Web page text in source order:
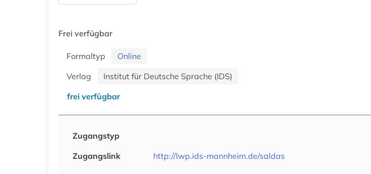
Frei verfügbar
Formaltyp
Online
Verlag
Institut für Deutsche Sprache (IDS)
frei verfügbar
Zugangstyp
Zugangslink
http://lwp.ids-mannheim.de/saldas